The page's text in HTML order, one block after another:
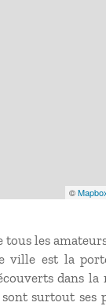
©
les
est la
dans
surtout ses